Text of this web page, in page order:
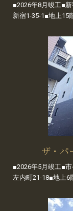
■2026年8月竣工■
新宿1-35-1■地上15
ザ・パ
■2026年5月竣工■
左内町21-18■地上6